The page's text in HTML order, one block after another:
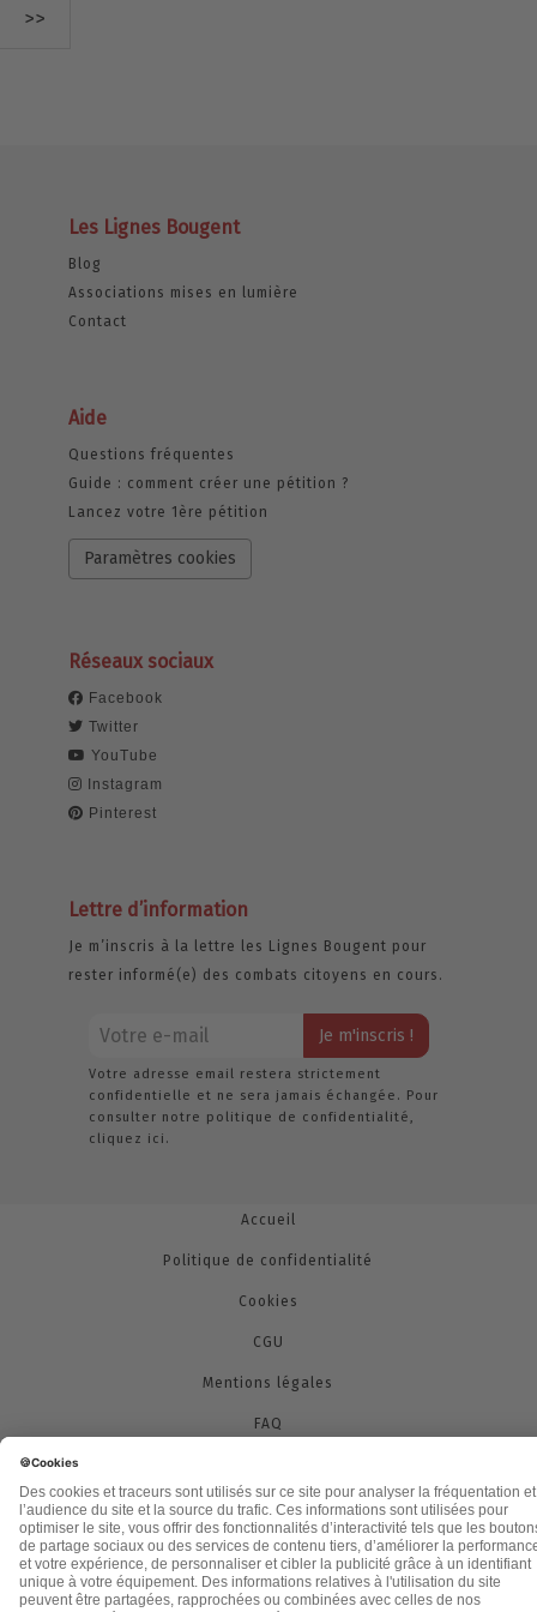
>>
Les Lignes Bougent
Blog
Associations mises en lumière
Contact
Aide
Questions fréquentes
Guide : comment créer une pétition ?
Lancez votre 1ère pétition
Paramètres cookies
Réseaux sociaux
Facebook
Twitter
YouTube
Instagram
Pinterest
Lettre d’information
Je m’inscris à la lettre les Lignes Bougent pour
rester informé(e) des combats citoyens en cours.
Votre adresse email restera strictement
confidentielle et ne sera jamais échangée. Pour
consulter notre politique de confidentialité,
cliquez ici.
Accueil
Politique de confidentialité
Cookies
CGU
Mentions légales
FAQ
2021 - leslignesbougent.org